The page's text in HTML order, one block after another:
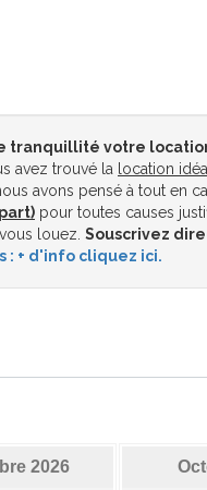
tranquillité votre
avez trouvé la location
avons pensé à tout en
pour toutes causes
louez. Souscrivez
: + d'info cliquez ici.
2026